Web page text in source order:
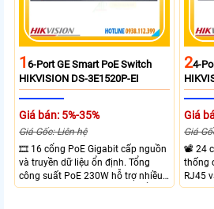
16-Port GE Smart PoE Switch
HIKVISION DS-3E1520P-EI
Giá bán: 5%-35%
Giá Gốc: Liên hệ
🎞 16 cổng PoE Gigabit cấp nguồn
và truyền dữ liệu ổn định. Tổng
công suất PoE 230W hỗ trợ nhiều
thiết bị cùng lúc. Tốc độ chuyển
24-
Giá
Giá
📽 24
thống
RJ45
độ